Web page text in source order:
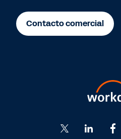
Contacto comercial